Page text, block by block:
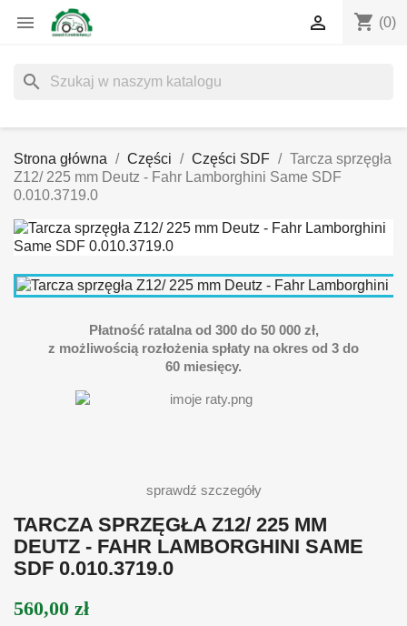
 shopping_cart (0)

search
Strona główna Części Części SDF
Tarcza sprzęgła
Z12/ 225 mm Deutz - Fahr Lamborghini Same SDF
0.010.3719.0
Płatność ratalna od 300 do 50 000 zł,
z możliwością rozłożenia spłaty na okres od 3 do
60 miesięcy.
sprawdź szczegóły
TARCZA SPRZĘGŁA Z12/ 225 MM
DEUTZ - FAHR LAMBORGHINI SAME
SDF 0.010.3719.0
560,00 zł